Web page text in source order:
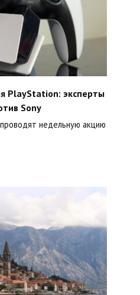
PlayStation: эксперты
Sony
недельную акцию